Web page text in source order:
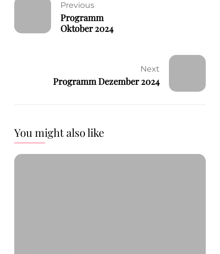
Previous
Programm
Oktober 2024
Next
Programm Dezember 2024
You might also like